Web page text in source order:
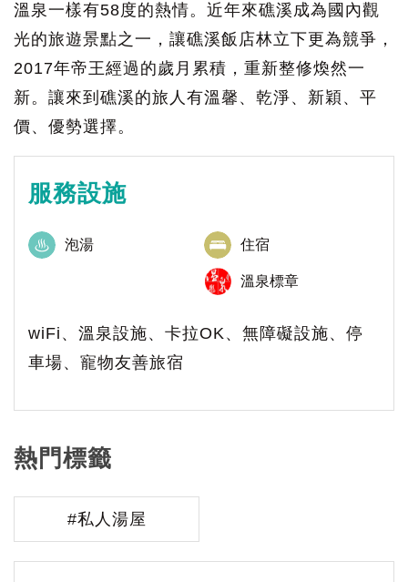
溫泉一樣有58度的熱情。近年來礁溪成為國內觀
光的旅遊景點之一，讓礁溪飯店林立下更為競爭，
2017年帝王經過的歲月累積，重新整修煥然一
新。讓來到礁溪的旅人有溫馨、乾淨、新穎、平
價、優勢選擇。
服務設施
泡湯 住宿
溫泉標章
wiFi、溫泉設施、卡拉OK、無障礙設施、停
車場、寵物友善旅宿
熱門標籤
#私人湯屋